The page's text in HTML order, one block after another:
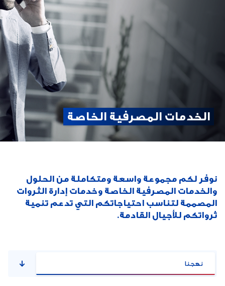
الخدمات المصرفية الخاصة
نوفر لكم مجموعة واسعة ومتكاملة من الحلول
والخدمات المصرفية الخاصة وخدمات إدارة الثروات
المصممة لتناسب احتياجاتكم التي تدعم تنمية
ثرواتكم للأجيال القادمة.
نهجنا